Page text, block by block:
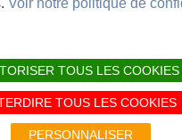
DU LIENS
PARTENAIRES
Voir notre politique de
TOUS LES COOKIES
TOUS LES COOKIES
PERSONNALISER